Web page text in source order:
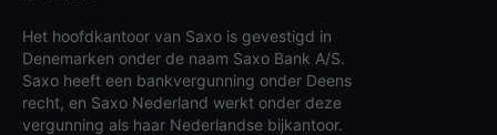
Het hoofdkantoor van Saxo is gevestigd in
Denemarken onder de naam Saxo Bank A/S.
Saxo heeft een bankvergunning onder Deens
recht, en Saxo Nederland werkt onder deze
vergunning als haar Nederlandse bijkantoor.